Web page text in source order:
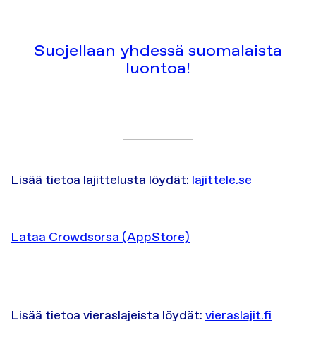
Suojellaan yhdessä suomalaista
luontoa!
Lisää tietoa lajittelusta löydät: lajittele.se
Lataa Crowdsorsa (AppStore)
Lisää tietoa vieraslajeista löydät: vieraslajit.fi